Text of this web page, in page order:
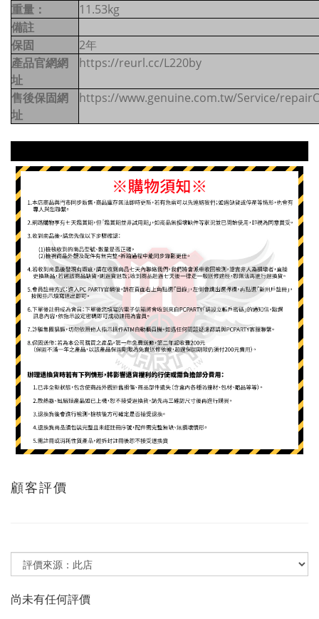
重量：
11.53kg
備註
保固
2年
產品官網網
址
https://reurl.cc/L220by
售後保固網
址
https://www.genuine.com.tw/Service/
顧客評價
尚未有任何評價